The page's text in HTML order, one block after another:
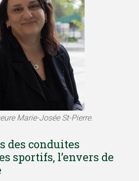
Marie-Josée St-Pierre.
des conduites
sportifs, l’envers de